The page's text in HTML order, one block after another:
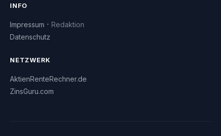
INFO
Impressum · Redaktion
Datenschutz
NETZWERK
AktienRenteRechner.de
ZinsGuru.com